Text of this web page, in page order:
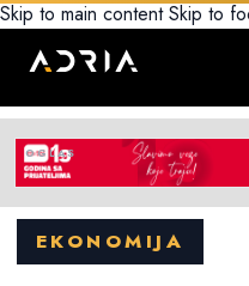
Skip to main content Skip to
EKONOMIJA